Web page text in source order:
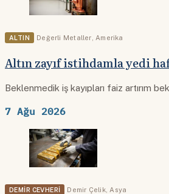
ALTIN Değerli Metaller Amerika
Altın zayıf istihdamla yedi
Beklenmedik iş kayıpları faiz artırım
7 Ağu 2026
DEMIR CEVHERI Demir Çelik, Asya